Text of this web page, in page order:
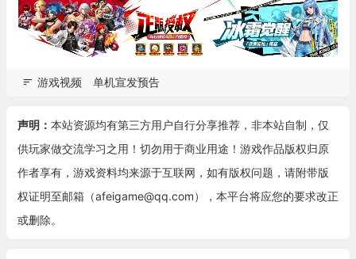
游戏视频 单机宣发预告
声明： 本站资源均有第三方用户自行分享推荐，非本站自制，仅
供玩家做交流学习之用！切勿用于商业用途！游戏作品版权归原
作者享有，游戏资料均来源于互联网，如有版权问题，请附带版
权证明至邮箱（afeigame@qq.com），本平台将应您的要求改正
或删除。